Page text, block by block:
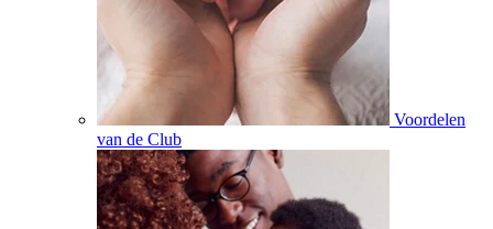
Voordelen
van de Club